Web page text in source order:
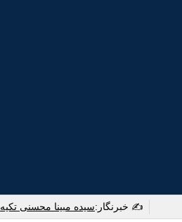
✍️ خبرنگار:سیده مبینا محسنی تکیه